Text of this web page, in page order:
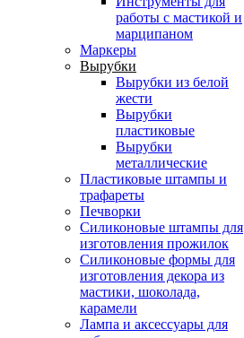
работы с мастикой и
марципаном
Маркеры
Вырубки
Вырубки из белой
жести
Вырубки
пластиковые
Вырубки
металлические
Пластиковые штампы и
трафареты
Печворки
Силиконовые штампы для
изготовления прожилок
Силиконовые формы для
изготовления декора из
мастики, шоколада,
карамели
Лампа и аксессуары для